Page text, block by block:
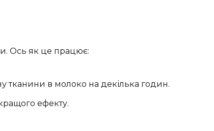
Ось як це працює:
тканини в молоко на декілька годин.
ефекту.